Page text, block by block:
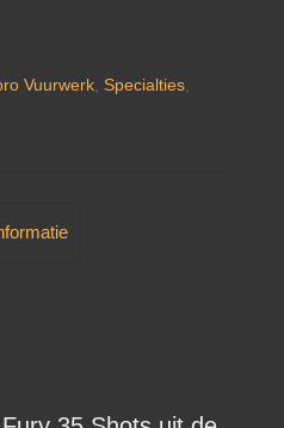
Vuurwerk Specialties